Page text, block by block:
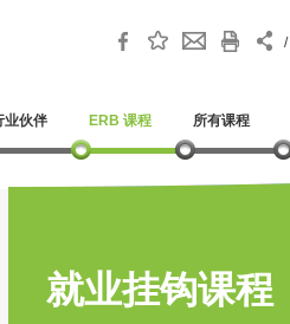
/
业伙伴 ERB 课程 所有课程
就业挂钩课程